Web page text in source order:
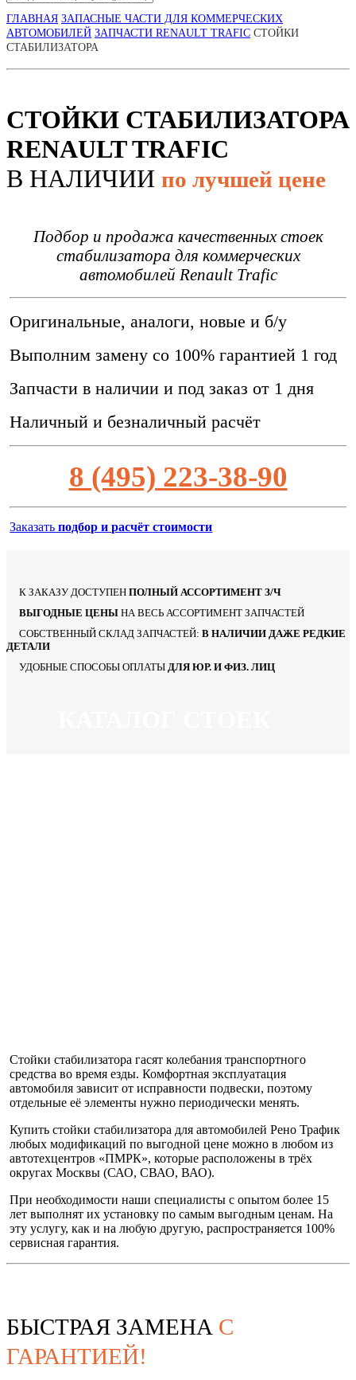
ГЛАВНАЯ ЗАПАСНЫЕ ЧАСТИ ДЛЯ КОММЕРЧЕСКИХ
АВТОМОБИЛЕЙ ЗАПЧАСТИ RENAULT TRAFIC СТОЙКИ
СТАБИЛИЗАТОРА
СТОЙКИ СТАБИЛИЗАТОРА
RENAULT TRAFIC
В НАЛИЧИИ по лучшей цене
Подбор и продажа качественных стоек
стабилизатора для коммерческих
автомобилей Renault Trafic
Оригинальные, аналоги, новые и б/у
Выполним замену со 100% гарантией 1 год
Запчасти в наличии и под заказ от 1 дня
Наличный и безналичный расчёт
8 (495) 223-38-90
Заказатьподбор и расчёт стоимости
К ЗАКАЗУ ДОСТУПЕН ПОЛНЫЙ АССОРТИМЕНТ З/Ч
ВЫГОДНЫЕ ЦЕНЫ НА ВЕСЬ АССОРТИМЕНТ ЗАПЧАСТЕЙ
СОБСТВЕННЫЙ СКЛАД ЗАПЧАСТЕЙ: В НАЛИЧИИ ДАЖЕ РЕДКИЕ
ДЕТАЛИ
УДОБНЫЕ СПОСОБЫ ОПЛАТЫ ДЛЯ ЮР. И ФИЗ. ЛИЦ
Стойки стабилизатора гасят колебания транспортного
средства во время езды. Комфортная эксплуатация
автомобиля зависит от исправности подвески, поэтому
отдельные её элементы нужно периодически менять.
Купить стойки стабилизатора для автомобилей Рено Трафик
любых модификаций по выгодной цене можно в любом из
автотехцентров «ПМРК», которые расположены в трёх
округах Москвы (САО, СВАО, ВАО).
При необходимости наши специалисты с опытом более 15
лет выполнят их установку по самым выгодным ценам. На
эту услугу, как и на любую другую, распространяется 100%
сервисная гарантия.
БЫСТРАЯ ЗАМЕНА С
ГАРАНТИЕЙ!